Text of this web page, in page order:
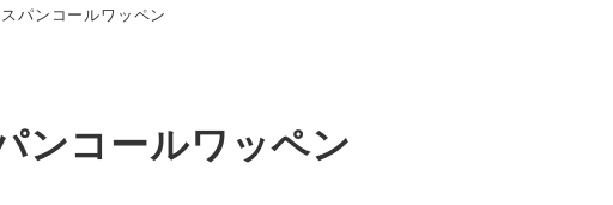
パンコールワッペン
ンコールワッペン